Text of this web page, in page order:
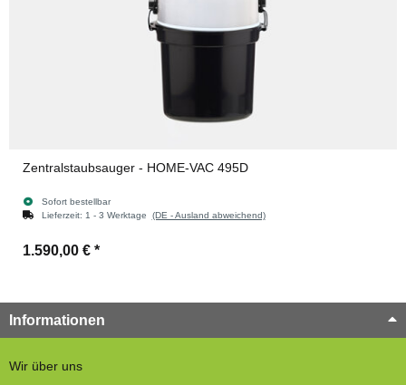
Zentralstaubsauger - HOME-VAC 495D
Sofort bestellbar
Lieferzeit: 1 - 3 Werktage (DE - Ausland abweichend)
1.590,00 € *
Informationen
Wir über uns